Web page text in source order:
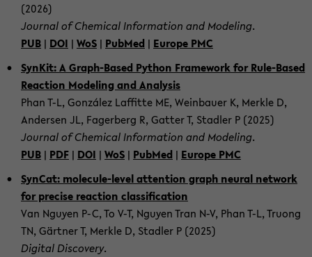
(2026)
Jour­nal of Che­mi­cal In­for­ma­ti­on and Mo­de­ling.
PUB | DOI | WoS | Pub­Med | Eu­ro­pe PMC
Syn­Kit: A Graph-​Based Py­thon Frame­work for Rule-​Based
Re­ac­tion Mo­de­ling and Ana­ly­sis
Phan T-L, González Laf­fit­te ME, Wein­bau­er K, Merk­le D,
An­der­sen JL, Fa­ger­berg R, Gat­ter T, Stad­ler P (2025)
Jour­nal of Che­mi­cal In­for­ma­ti­on and Mo­de­ling.
PUB | PDF | DOI | WoS | Pub­Med | Eu­ro­pe PMC
Syn­Cat: molecule-​level at­ten­ti­on graph neural net­work
for pre­ci­se re­ac­tion clas­si­fi­ca­ti­on
Van Nguy­en P-C, To V-T, Nguy­en Tran N-V, Phan T-L, Truong
TN, Gärt­ner T, Merk­le D, Stad­ler P (2025)
Di­gi­tal Dis­co­very.